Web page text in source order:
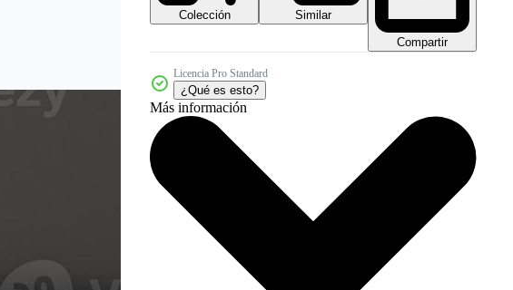
Colección
Similar
Compartir
Licencia Pro Standard
¿Qué es esto?
Más información